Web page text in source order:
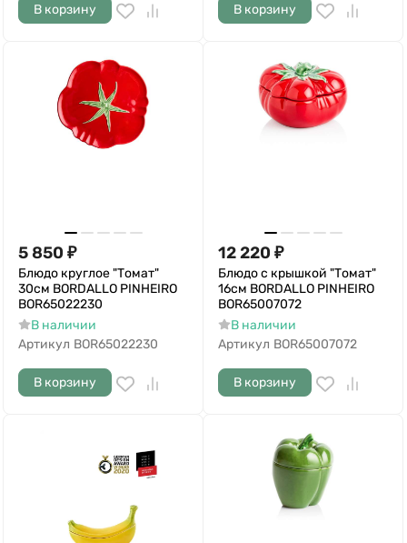
В корзину В корзину
5 850 ₽
Блюдо круглое "Томат"
30см BORDALLO PINHEIRO
BOR65022230
В наличии
Артикул BOR65022230
В корзину
12 220 ₽
Блюдо с крышкой "Томат"
16см BORDALLO PINHEIRO
BOR65007072
В наличии
Артикул BOR65007072
В корзину